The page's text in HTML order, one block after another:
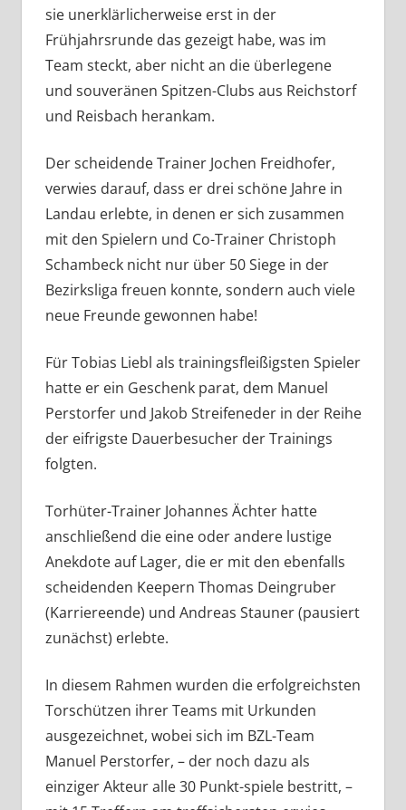
sie unerklärlicherweise erst in der
Frühjahrsrunde das gezeigt habe, was im
Team steckt, aber nicht an die überlegene
und souveränen Spitzen-Clubs aus Reichstorf
und Reisbach herankam.
Der scheidende Trainer Jochen Freidhofer,
verwies darauf, dass er drei schöne Jahre in
Landau erlebte, in denen er sich zusammen
mit den Spielern und Co-Trainer Christoph
Schambeck nicht nur über 50 Siege in der
Bezirksliga freuen konnte, sondern auch viele
neue Freunde gewonnen habe!
Für Tobias Liebl als trainingsfleißigsten Spieler
hatte er ein Geschenk parat, dem Manuel
Perstorfer und Jakob Streifeneder in der Reihe
der eifrigste Dauerbesucher der Trainings
folgten.
Torhüter-Trainer Johannes Ächter hatte
anschließend die eine oder andere lustige
Anekdote auf Lager, die er mit den ebenfalls
scheidenden Keepern Thomas Deingruber
(Karriereende) und Andreas Stauner (pausiert
zunächst) erlebte.
In diesem Rahmen wurden die erfolgreichsten
Torschützen ihrer Teams mit Urkunden
ausgezeichnet, wobei sich im BZL-Team
Manuel Perstorfer, – der noch dazu als
einziger Akteur alle 30 Punkt-spiele bestritt, –